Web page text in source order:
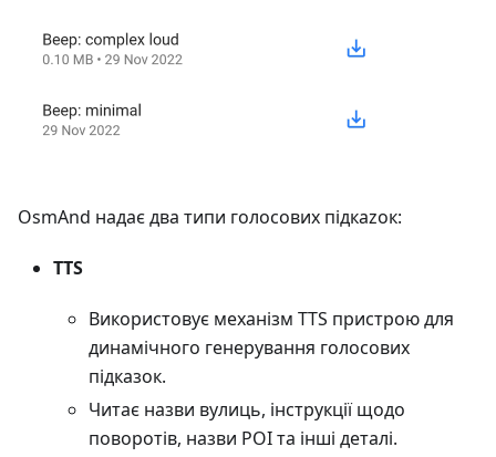
OsmAnd надає два типи голосових підкаzок:
TTS
Використовує механізм TTS пристрою для
динамічного генерування голосових
підказок.
Читає назви вулиць, інструкції щодо
поворотів, назви POI та інші деталі.